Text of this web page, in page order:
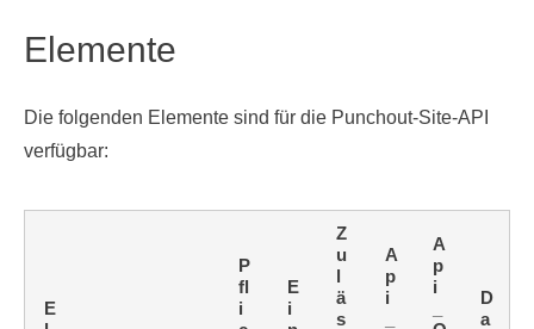
Elemente
Die folgenden Elemente sind für die Punchout-Site-API
verfügbar:
E
P
fl
i
E
i
Z
u
l
ä
s
A
p
i
A
p
i
D
a